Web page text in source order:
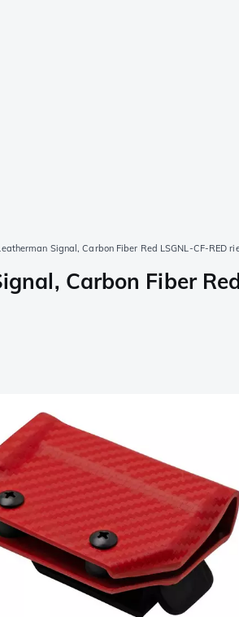
Signal, Carbon Fiber Red LSGNL-CF-RED
Carbon Fiber